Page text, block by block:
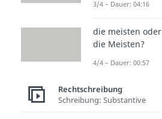
3/4 – Dauer: 04:16
die meisten oder
die Meisten?
4/4 – Dauer: 00:57
Rechtschreibung
Schreibung: Substantive